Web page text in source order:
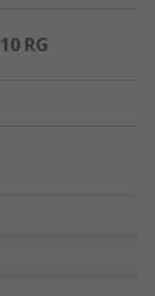
RG